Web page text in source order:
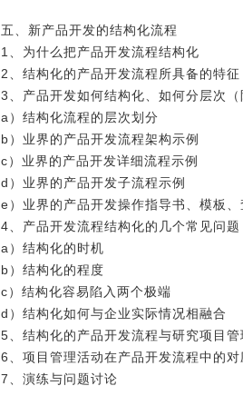
五、新产品开发的结构化流程
1、为什么把产品开发流程结构化
2、结构化的产品开发流程所具备的特征
3、产品开发如何结构化、如何分层次
a）结构化流程的层次划分
b）业界的产品开发流程架构示例
c）业界的产品开发详细流程示例
d）业界的产品开发子流程示例
e）业界的产品开发操作指导书、模板、
4、产品开发流程结构化的几个常见问题
a）结构化的时机
b）结构化的程度
c）结构化容易陷入两个极端
d）结构化如何与企业实际情况相融合
5、结构化的产品开发流程与研究项目管
6、项目管理活动在产品开发流程中的对
7、演练与问题讨论